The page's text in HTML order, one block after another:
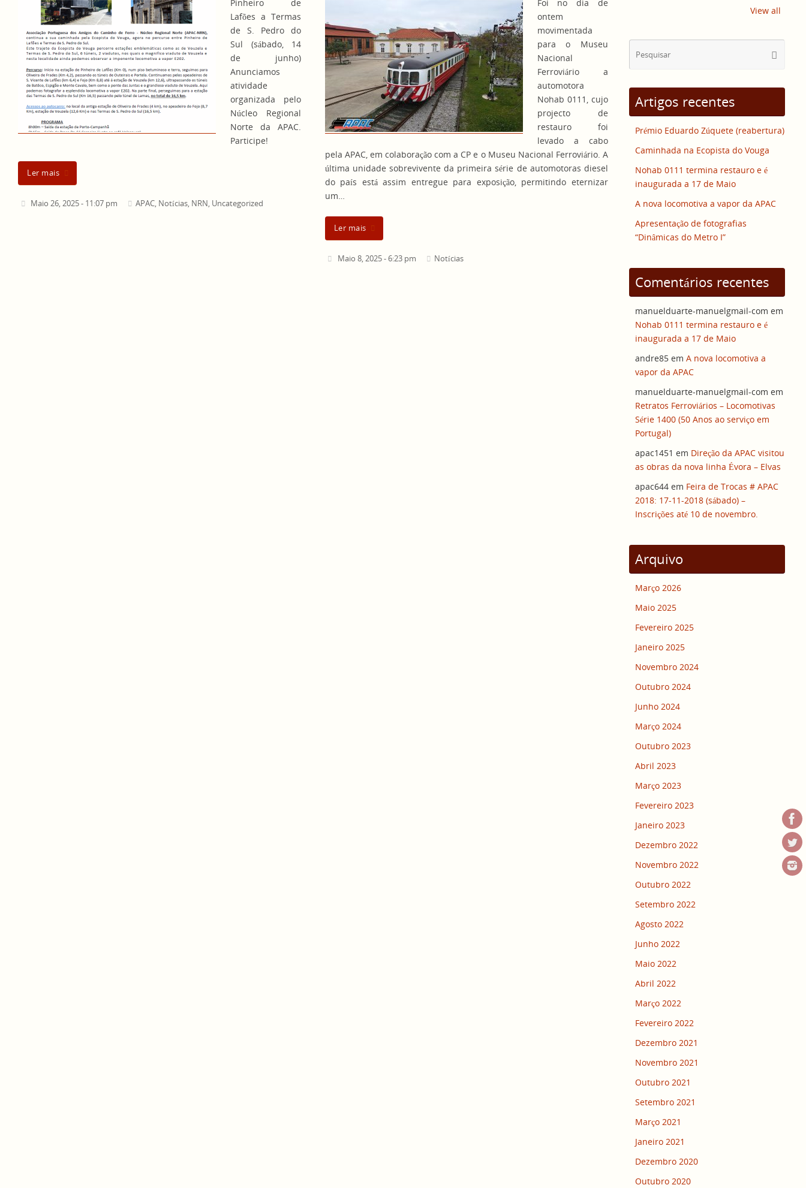
Pinheiro de
Lafões a Termas
de S. Pedro do
Sul (sábado, 14
de junho)
Anunciamos
atividade
organizada pelo
Núcleo Regional
Norte da APAC.
Participe!
Ler mais
Maio 26, 2025 - 11:07 pm APAC, Notícias, NRN, Uncategorized
Foi no dia de
ontem
movimentada
para o Museu
Nacional
Ferroviário a
automotora
Nohab 0111, cujo
projecto de
restauro foi
levado a cabo
pela APAC, em colaboração com a CP e o Museu Nacional Ferroviário. A
última unidade sobrevivente da primeira série de automotoras diesel
do país está assim entregue para exposição, permitindo eternizar
um…
Ler mais
Maio 8, 2025 - 6:23 pm Notícias
View all
Artigos recentes
Prémio Eduardo Zúquete (reabertura)
Caminhada na Ecopista do Vouga
Nohab 0111 termina restauro e é
inaugurada a 17 de Maio
A nova locomotiva a vapor da APAC
Apresentação de fotografias
“Dinâmicas do Metro I”
Comentários recentes
manuelduarte-manuelgmail-com em
Nohab 0111 termina restauro e é
inaugurada a 17 de Maio
andre85 em A nova locomotiva a
vapor da APAC
manuelduarte-manuelgmail-com em
Retratos Ferroviários – Locomotivas
Série 1400 (50 Anos ao serviço em
Portugal)
apac1451 em Direção da APAC visitou
as obras da nova linha Évora – Elvas
apac644 em Feira de Trocas # APAC
2018: 17-11-2018 (sábado) –
Inscrições até 10 de novembro.
Arquivo
Março 2026
Maio 2025
Fevereiro 2025
Janeiro 2025
Novembro 2024
Outubro 2024
Junho 2024
Março 2024
Outubro 2023
Abril 2023
Março 2023
Fevereiro 2023
Janeiro 2023
Dezembro 2022
Novembro 2022
Outubro 2022
Setembro 2022
Agosto 2022
Junho 2022
Maio 2022
Abril 2022
Março 2022
Fevereiro 2022
Dezembro 2021
Novembro 2021
Outubro 2021
Setembro 2021
Março 2021
Janeiro 2021
Dezembro 2020
Outubro 2020